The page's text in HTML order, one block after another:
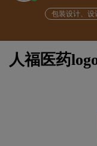
包装设计、设
人福医药